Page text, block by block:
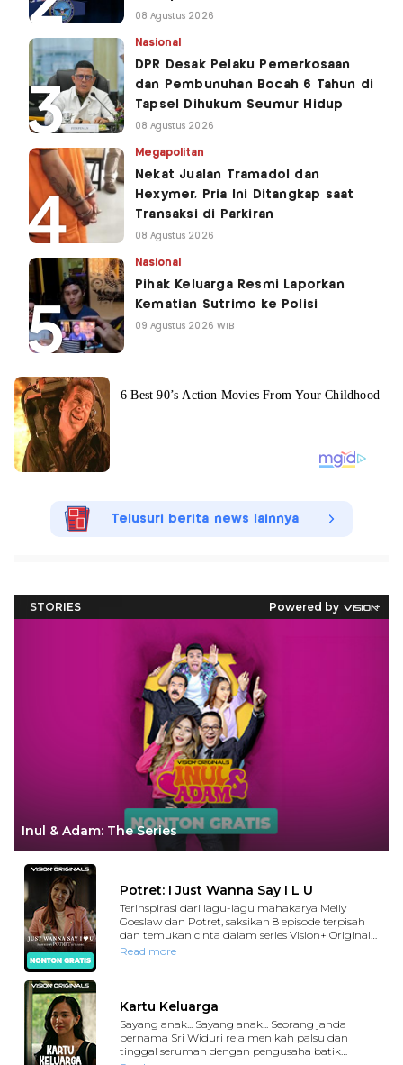
08 Agustus 2026
Nasional
DPR Desak Pelaku Pemerkosaan
dan Pembunuhan Bocah 6 Tahun di
Tapsel Dihukum Seumur Hidup
08 Agustus 2026
Megapolitan
Nekat Jualan Tramadol dan
Hexymer, Pria Ini Ditangkap saat
Transaksi di Parkiran
08 Agustus 2026
Nasional
Pihak Keluarga Resmi Laporkan
Kematian Sutrimo ke Polisi
09 Agustus 2026 WIB
Telusuri berita news lainnya